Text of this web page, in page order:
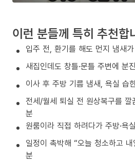
이런 분들께 특히 추천합
입주 전, 환기를 해도 먼지 냄새
새집인데도 창틀·문틀 주변에 분
이사 후 주방 기름 냄새, 욕실 습
전세/월세 퇴실 전 원상복구를 깔
분
원룸이라 직접 하려다가 주방·욕
일정이 촉박해 “오늘 청소하고
분